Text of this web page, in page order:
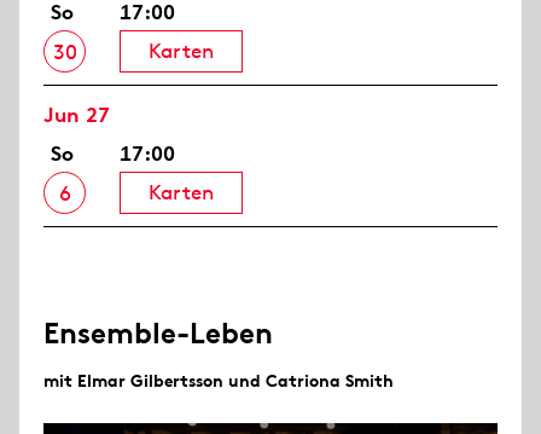
So
30
17:00
Karten
Jun 27
So
6
17:00
Karten
Ensemble-Leben
mit Elmar Gilbertsson und Catriona Smith